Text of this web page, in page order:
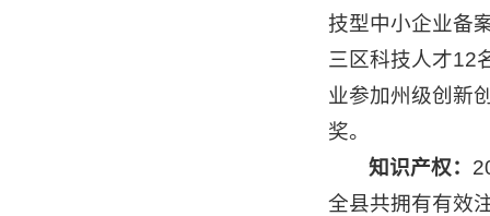
技型中小企业备
三区科技人才12
业参加州级创新
奖。
知识产权：
全县共拥有有效